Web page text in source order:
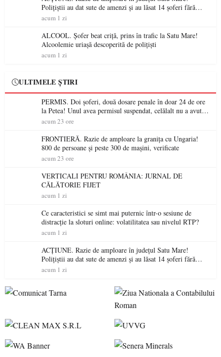
Polițiștii au dat sute de amenzi și au lăsat 14 șoferi fără
permis într-o singură zi
acum 1 zi
ALCOOL. Șofer beat criță, prins în trafic la Satu Mare!
Alcoolemie uriașă descoperită de polițiști
acum 1 zi
ULTIMELE ȘTIRI
PERMIS. Doi șoferi, două dosare penale în doar 24 de ore
la Petea! Unul avea permisul suspendat, celălalt nu a avut
niciodată permis
acum 23 ore
FRONTIERĂ. Razie de amploare la granița cu Ungaria!
800 de persoane și peste 300 de mașini, verificate
acum 23 ore
VERTICALI PENTRU ROMÂNIA: JURNAL DE
CĂLĂTORIE FIJET
acum 1 zi
Ce caracteristici se simt mai puternic într-o sesiune de
distracție la sloturi online: volatilitatea sau nivelul RTP?
acum 1 zi
ACȚIUNE. Razie de amploare în județul Satu Mare!
Polițiștii au dat sute de amenzi și au lăsat 14 șoferi fără
permis într-o singură zi
acum 1 zi